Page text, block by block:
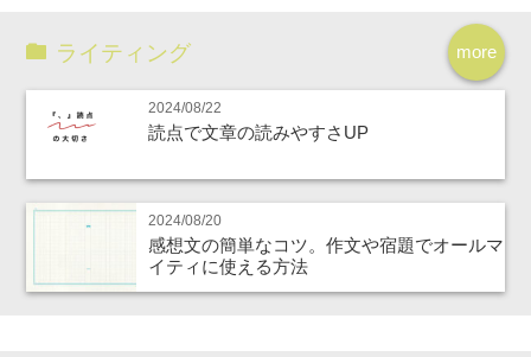
more
ライティング
2024/08/22
読点で文章の読みやすさUP
2024/08/20
感想文の簡単なコツ。作文や宿題でオールマ
イティに使える方法